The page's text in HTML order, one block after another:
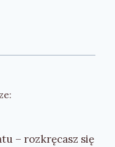
– rozkręcasz się